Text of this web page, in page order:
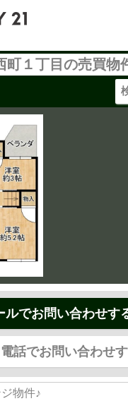
町１丁目の売買物
ルでお問い合わせす
電話でお問い合わせ
物件♪